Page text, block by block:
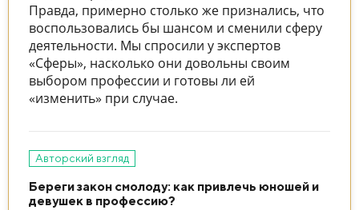
Правда, примерно столько же признались, что
воспользовались бы шансом и сменили сферу
деятельности. Мы спросили у экспертов
«Сферы», насколько они довольны своим
выбором профессии и готовы ли ей
«изменить» при случае.
Авторский взгляд
Береги закон смолоду: как привлечь юношей и
девушек в профессию?